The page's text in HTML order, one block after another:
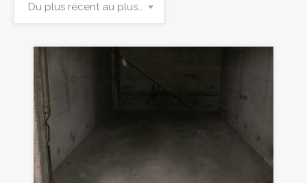
Du plus récent au plus ancien